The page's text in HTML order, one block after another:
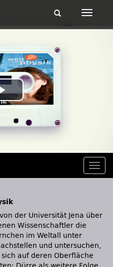
Toggle
Toggle
Play
Video
der Universität Jena über
Wissenschaftler die
im Weltall unter
und untersuchen,
auf deren Oberfläche